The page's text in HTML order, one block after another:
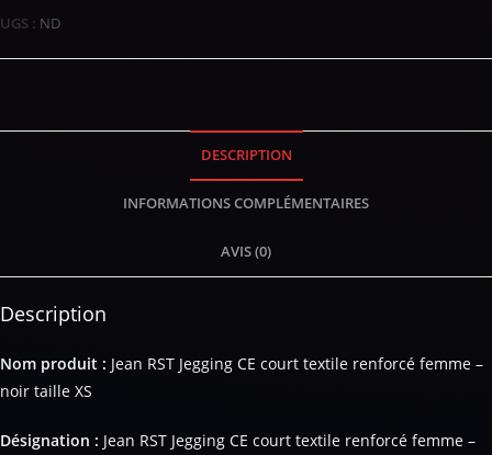
UGS : ND
DESCRIPTION
INFORMATIONS COMPLÉMENTAIRES
AVIS (0)
Description
Nom produit : Jean RST Jegging CE court textile renforcé femme –
noir taille XS
Désignation : Jean RST Jegging CE court textile renforcé femme –